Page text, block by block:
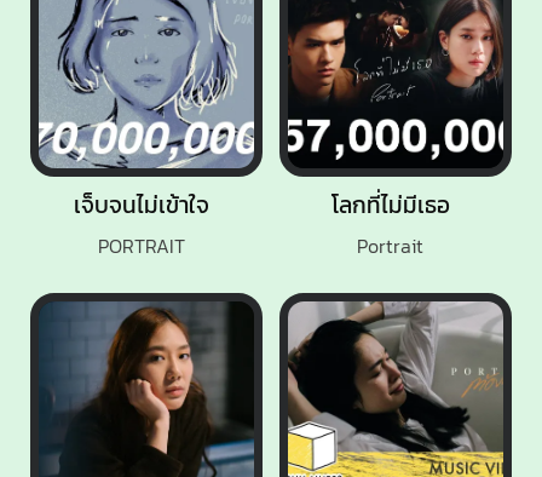
โลกที่ไม่มีเธอ
Portrait
เจ็บจนไม่เข้าใจ
PORTRAIT